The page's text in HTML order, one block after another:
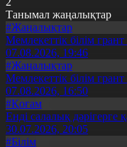
Танымал жаңалықтар
#Жаңалықтар
Мемлекеттік білім
07.08.2026, 19:46
#Жаңалықтар
Мемлекеттік білім
07.08.2026, 16:50
#Қоғам
Енді салалық дәрігерге
30.07.2026, 20:05
#Білім